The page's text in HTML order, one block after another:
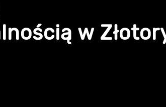
w